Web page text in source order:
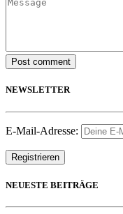
Post comment
NEWSLETTER
E-Mail-Adresse:
NEUESTE BEITRÄGE